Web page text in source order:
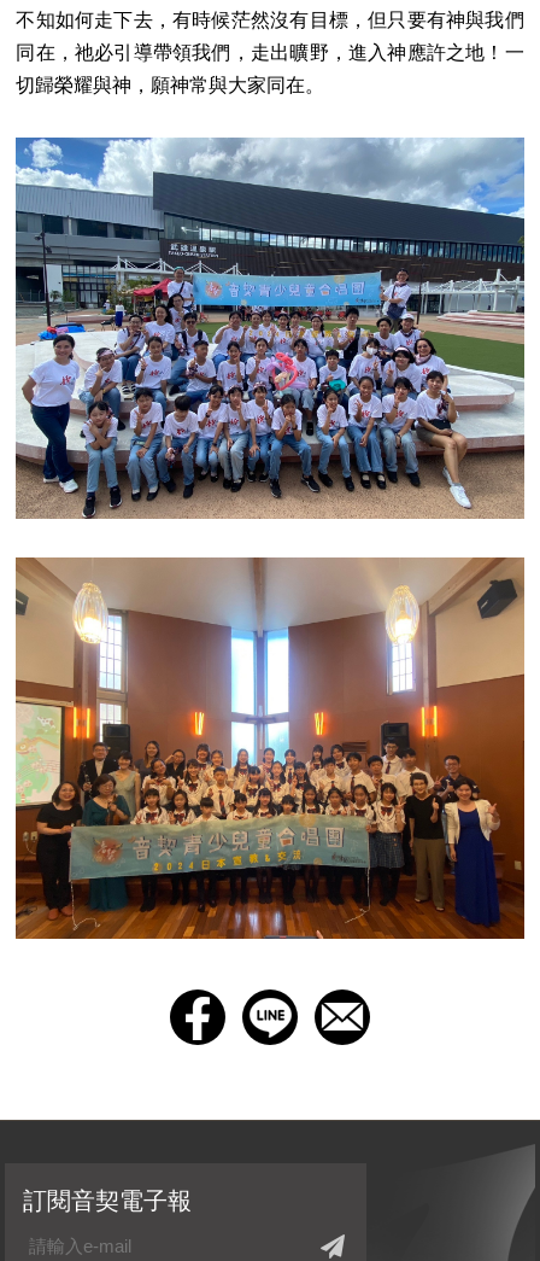
不知如何走下去，有時候茫然沒有目標，但只要有神與我們
同在，祂必引導帶領我們，走出曠野，進入神應許之地！一
切歸榮耀與神，願神常與大家同在。
訂閱音契電子報